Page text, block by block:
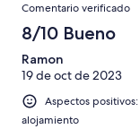
Comentario verificado
8/10 Bueno
Ramon
19 de oct de 2023
Aspectos
alojamiento